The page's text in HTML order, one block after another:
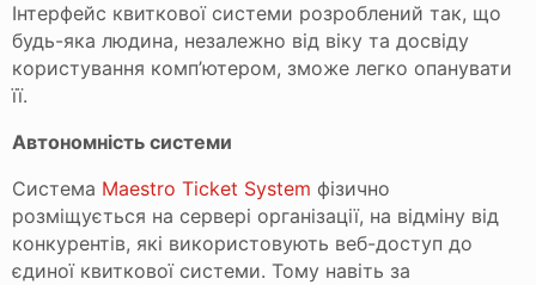
Інтерфейс квиткової системи розроблений так, що
будь-яка людина, незалежно від віку та досвіду
користування комп’ютером, зможе легко опанувати
її.
Автономність системи
Система Maestro Ticket System фізично
розміщується на сервері організації, на відміну від
конкурентів, які використовують веб-доступ до
єдиної квиткової системи. Тому навіть за